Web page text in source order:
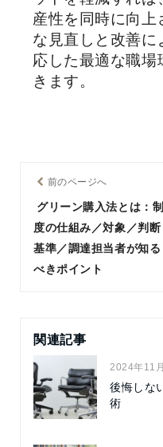
産性を同時に向
な見直しと改善
応した最適な職
きます。
前のページへ
グリーン購入法とは：制
度の仕組み／対象／判断
基準／調達担当者が知る
べきポイント
関連記事
2024年11
後悔しな
術